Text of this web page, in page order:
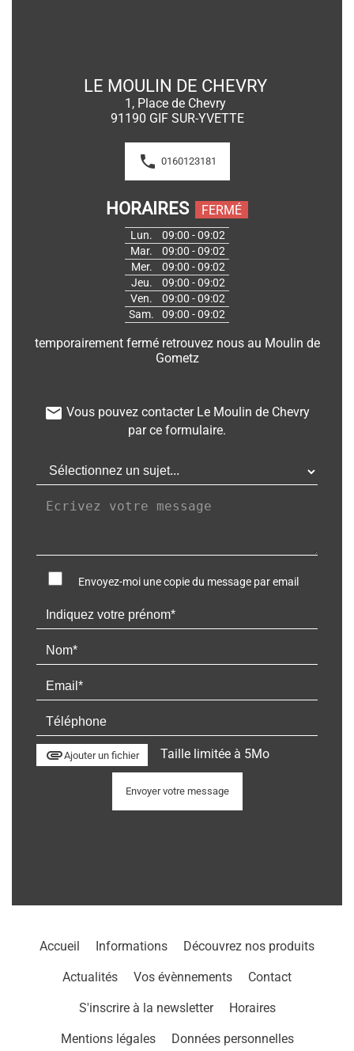
LE MOULIN DE CHEVRY
1, Place de Chevry
91190 GIF SUR-YVETTE
phone 0160123181
HORAIRES FERMÉ
Lun.
09:00 - 09:02
Mar.
09:00 - 09:02
Mer.
09:00 - 09:02
Jeu.
09:00 - 09:02
Ven.
09:00 - 09:02
Sam.
09:00 - 09:02
temporairement fermé retrouvez nous au Moulin de
Gometz
email Vous pouvez contacter Le Moulin de Chevry
par ce formulaire.
Envoyez-moi une copie du message par email
attachmentAjouter un fichier Taille limitée à 5Mo
Envoyer votre message
Accueil Informations Découvrez nos produits
Actualités Vos évènnements Contact
S'inscrire à la newsletter Horaires
Mentions légales Données personnelles